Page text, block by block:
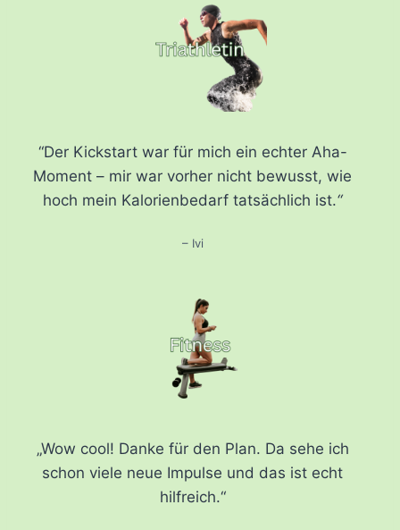
“Der Kickstart war für mich ein echter Aha-
Moment – mir war vorher nicht bewusst, wie
hoch mein Kalorienbedarf tatsächlich ist.“
– Ivi
„Wow cool! Danke für den Plan. Da sehe ich
schon viele neue Impulse und das ist echt
hilfreich.“